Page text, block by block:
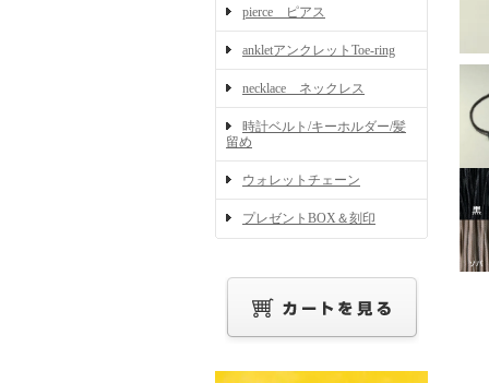
pierce ピアス
ankletアンクレットToe-ring
necklace ネックレス
時計ベルト/キーホルダー/髪
留め
ウォレットチェーン
プレゼントBOX＆刻印